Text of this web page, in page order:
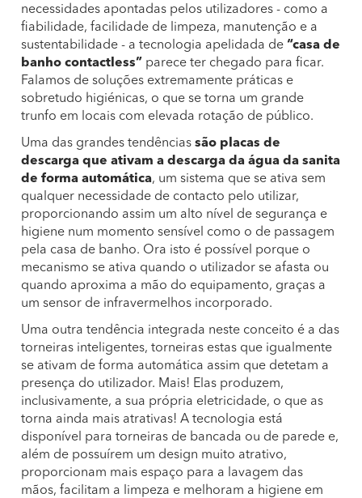
necessidades apontadas pelos utilizadores - como a
fiabilidade, facilidade de limpeza, manutenção e a
sustentabilidade - a tecnologia apelidada de “casa de
banho contactless” parece ter chegado para ficar.
Falamos de soluções extremamente práticas e
sobretudo higiénicas, o que se torna um grande
trunfo em locais com elevada rotação de público.
Uma das grandes tendências são placas de
descarga que ativam a descarga da água da sanita
de forma automática, um sistema que se ativa sem
qualquer necessidade de contacto pelo utilizar,
proporcionando assim um alto nível de segurança e
higiene num momento sensível como o de passagem
pela casa de banho. Ora isto é possível porque o
mecanismo se ativa quando o utilizador se afasta ou
quando aproxima a mão do equipamento, graças a
um sensor de infravermelhos incorporado.
Uma outra tendência integrada neste conceito é a das
torneiras inteligentes, torneiras estas que igualmente
se ativam de forma automática assim que detetam a
presença do utilizador. Mais! Elas produzem,
inclusivamente, a sua própria eletricidade, o que as
torna ainda mais atrativas! A tecnologia está
disponível para torneiras de bancada ou de parede e,
além de possuírem um design muito atrativo,
proporcionam mais espaço para a lavagem das
mãos, facilitam a limpeza e melhoram a higiene em